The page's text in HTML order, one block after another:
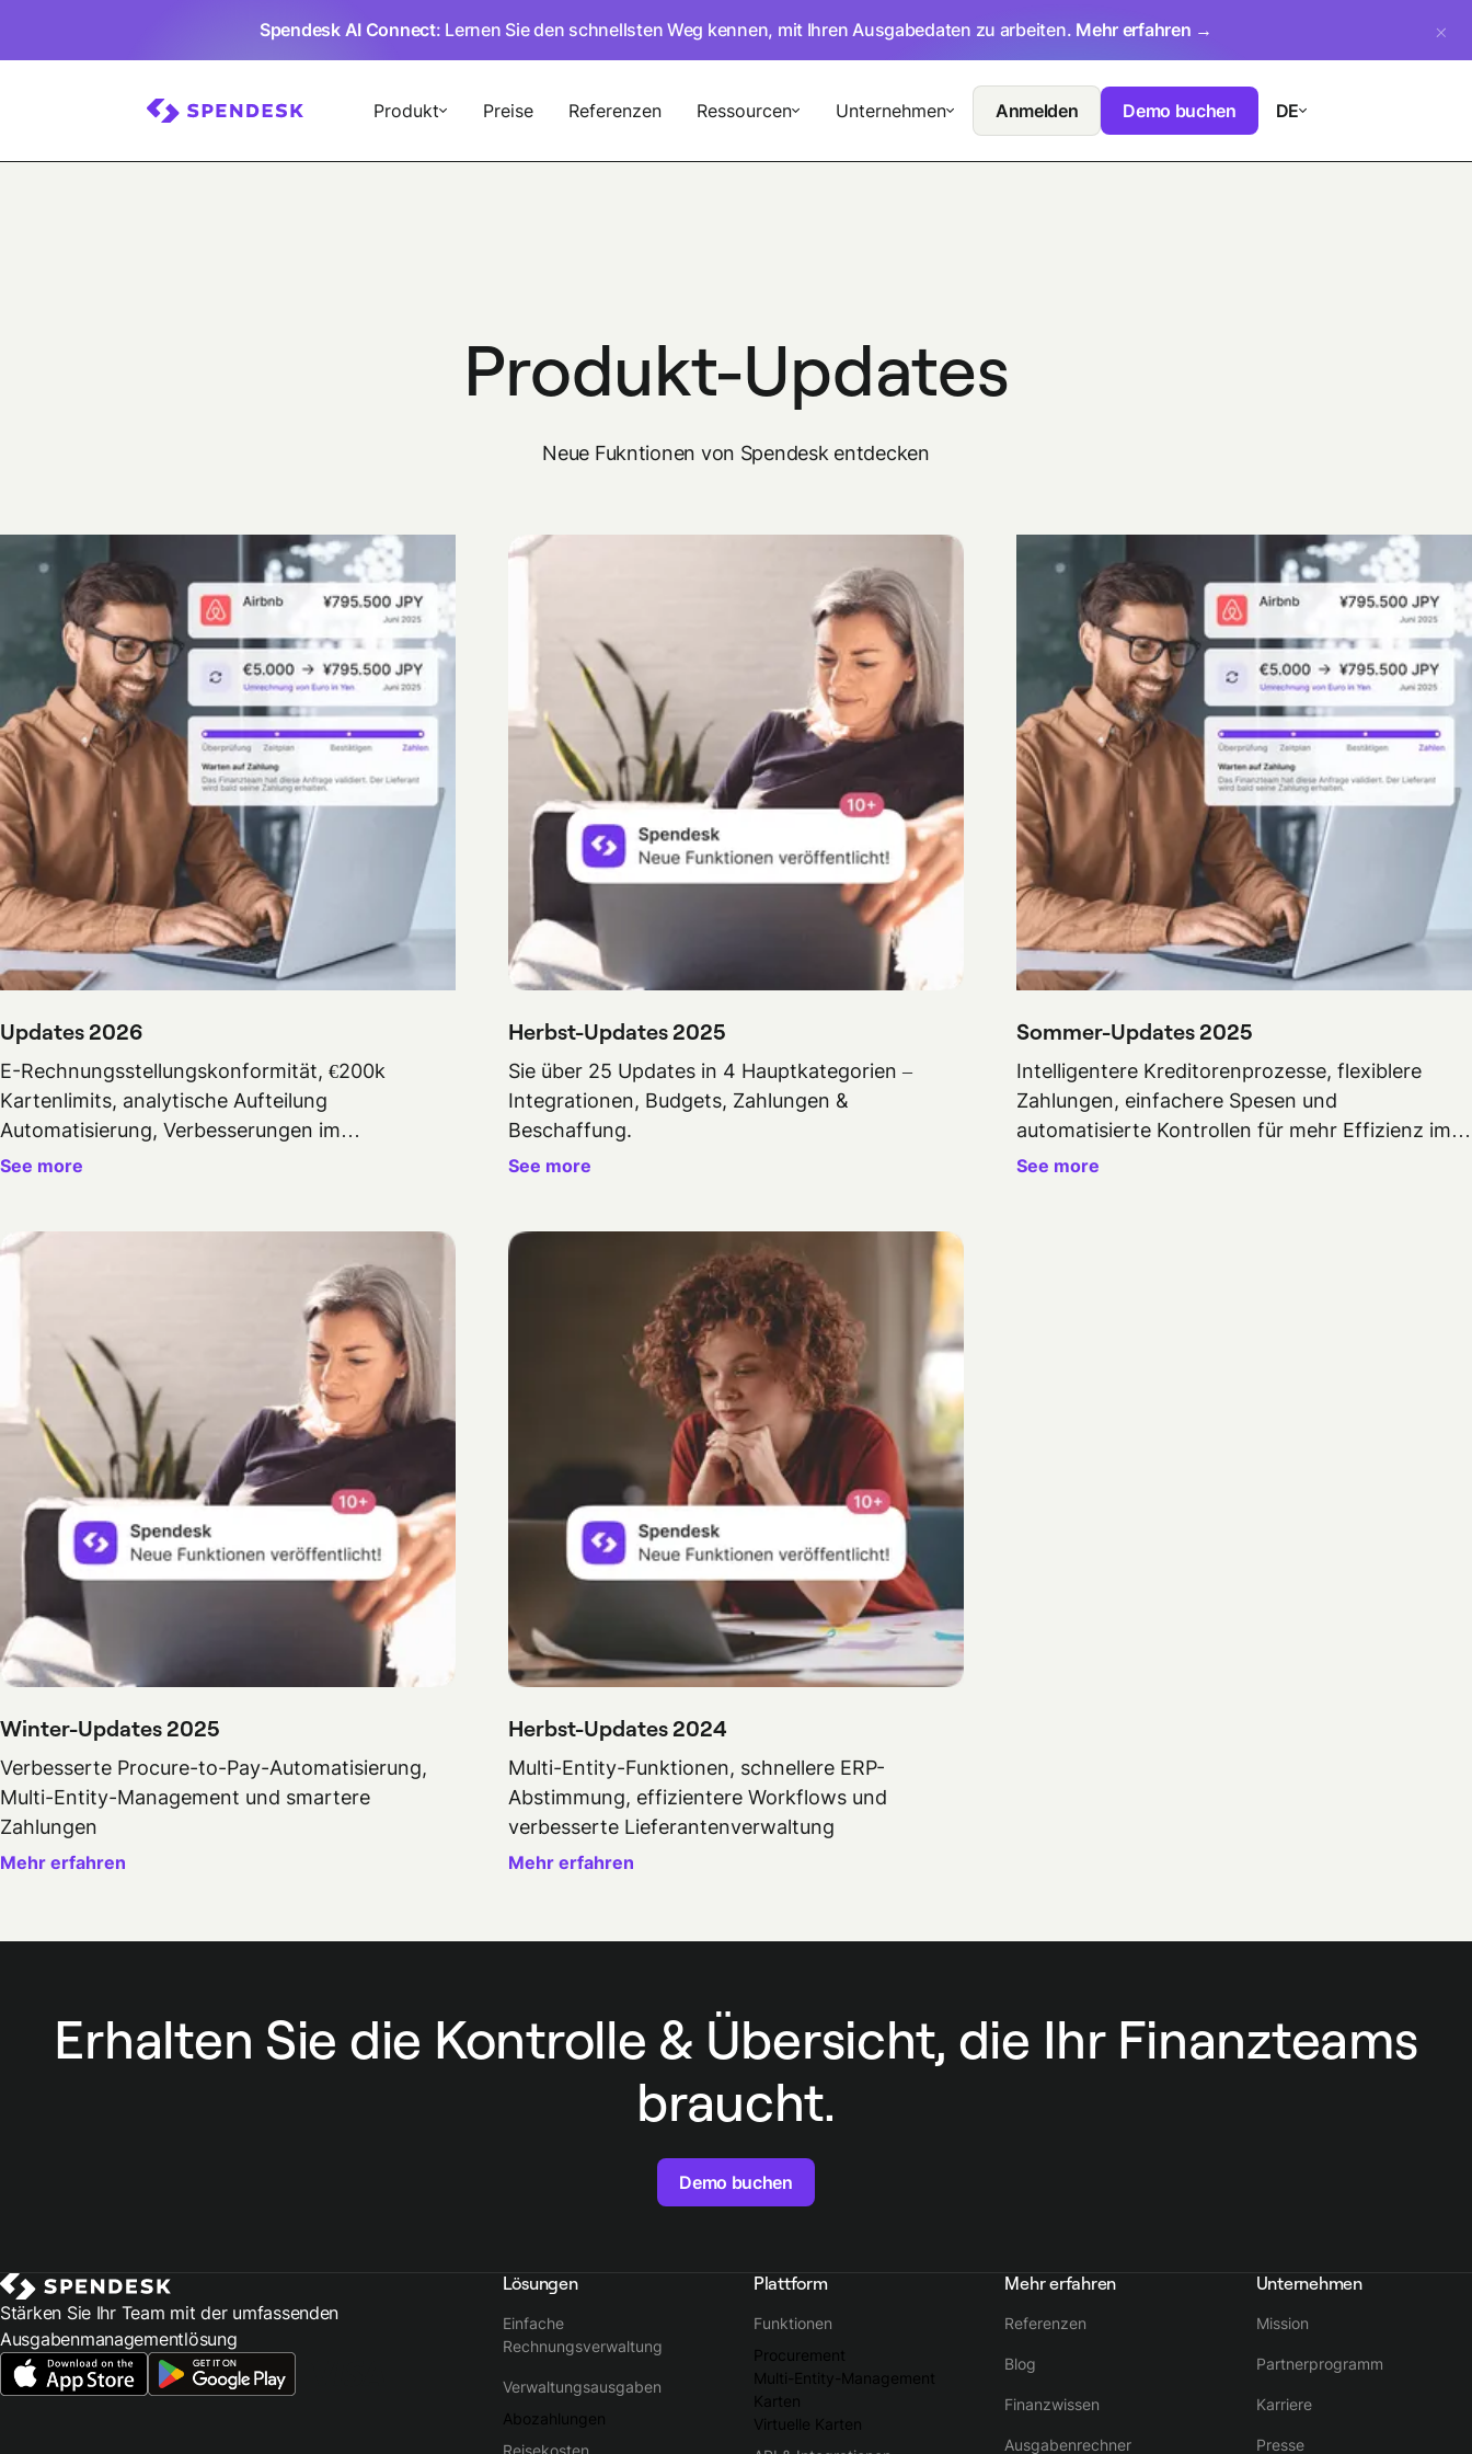
Spendesk AI Connect: Lernen Sie den schnellsten Weg kennen, mit Ihren Ausgabedaten zu arbeiten. Mehr erfahren →
Produkt Preise Referenzen Ressourcen Unternehmen Anmelden Demo buchen DE
Produkt-Updates
Neue Fukntionen von Spendesk entdecken
Updates 2026
E-Rechnungsstellungskonformität, €200k
Kartenlimits, analytische Aufteilung
Automatisierung, Verbesserungen im
Genehmigungsworkflow und ausgehende
See more
Herbst-Updates 2025
Sie über 25 Updates in 4 Hauptkategorien –
Integrationen, Budgets, Zahlungen &
Beschaffung.
See more
Sommer-Updates 2025
Intelligentere Kreditorenprozesse, flexiblere
Zahlungen, einfachere Spesen und
automatisierte Kontrollen für mehr Effizienz im
Finanzteam.
See more
Winter-Updates 2025
Verbesserte Procure-to-Pay-Automatisierung,
Multi-Entity-Management und smartere
Zahlungen
Mehr erfahren
Herbst-Updates 2024
Multi-Entity-Funktionen, schnellere ERP-
Abstimmung, effizientere Workflows und
verbesserte Lieferantenverwaltung
Mehr erfahren
Erhalten Sie die Kontrolle & Übersicht, die Ihr Finanzteams
braucht.
Demo buchen
Stärken Sie Ihr Team mit der umfassenden
Ausgabenmanagementlösung
Lösungen
Einfache
Rechnungsverwaltung
Verwaltungsausgaben
Abozahlungen
Reisekosten
Plattform
Funktionen
Procurement
Multi-Entity-Management
Karten
Virtuelle Karten
Mehr erfahren
Referenzen
Blog
Finanzwissen
Ausgabenrechner
Unternehmen
Mission
Partnerprogramm
Karriere
Presse